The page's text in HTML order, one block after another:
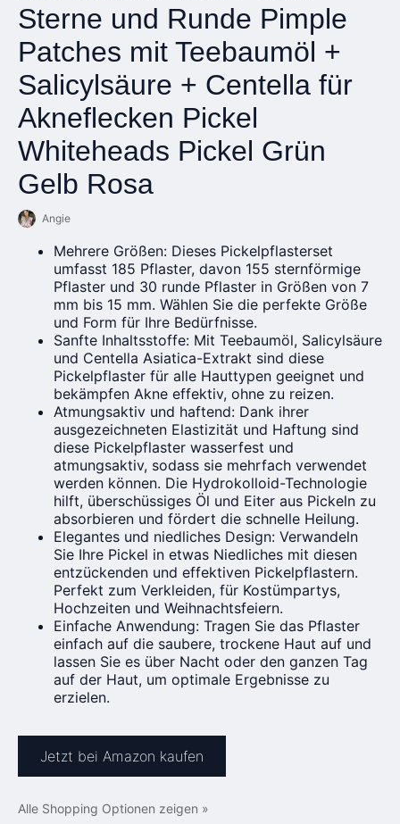
Sterne und Runde Pimple
Patches mit Teebaumöl +
Salicylsäure + Centella für
Akneflecken Pickel
Whiteheads Pickel Grün
Gelb Rosa
Angie
Mehrere Größen: Dieses Pickelpflasterset
umfasst 185 Pflaster, davon 155 sternförmige
Pflaster und 30 runde Pflaster in Größen von 7
mm bis 15 mm. Wählen Sie die perfekte Größe
und Form für Ihre Bedürfnisse.
Sanfte Inhaltsstoffe: Mit Teebaumöl, Salicylsäure
und Centella Asiatica-Extrakt sind diese
Pickelpflaster für alle Hauttypen geeignet und
bekämpfen Akne effektiv, ohne zu reizen.
Atmungsaktiv und haftend: Dank ihrer
ausgezeichneten Elastizität und Haftung sind
diese Pickelpflaster wasserfest und
atmungsaktiv, sodass sie mehrfach verwendet
werden können. Die Hydrokolloid-Technologie
hilft, überschüssiges Öl und Eiter aus Pickeln zu
absorbieren und fördert die schnelle Heilung.
Elegantes und niedliches Design: Verwandeln
Sie Ihre Pickel in etwas Niedliches mit diesen
entzückenden und effektiven Pickelpflastern.
Perfekt zum Verkleiden, für Kostümpartys,
Hochzeiten und Weihnachtsfeiern.
Einfache Anwendung: Tragen Sie das Pflaster
einfach auf die saubere, trockene Haut auf und
lassen Sie es über Nacht oder den ganzen Tag
auf der Haut, um optimale Ergebnisse zu
erzielen.
Jetzt bei Amazon kaufen
Alle Shopping Optionen zeigen »